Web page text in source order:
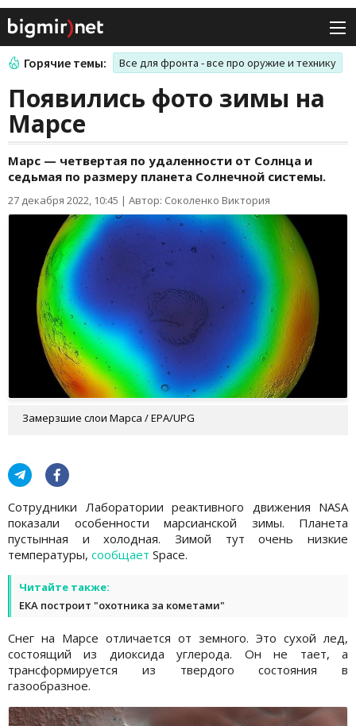
Горячие темы: Все для фронта - все про оружие и технику
Появились фото зимы на
Марсе
Марс — четвертая по удаленности от Солнца и
седьмая по размеру планета Солнечной системы.
27 декабря 2022, 10:45 | Автор: Соколенко Виктория
Замерзшие слои Марса / EPA/UPG
Сотрудники Лаборатории реактивного движения NASA
показали особенности марсианской зимы. Планета
пустынная и холодная. Зимой тут очень низкие
температуры, сообщает Space.
Читайте также:
ЕКА построит "охотника за кометами"
Снег на Марсе отличается от земного. Это сухой лед,
состоящий из диоксида углерода. Он не тает, а
трансформируется из твердого состояния в
газообразное.